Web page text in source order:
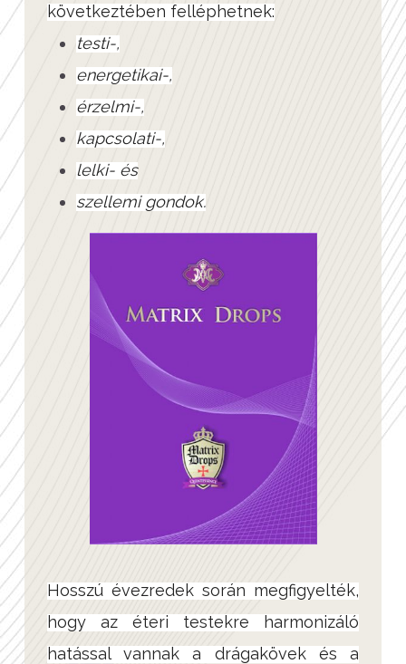
következtében felléphetnek:
testi-,
energetikai-,
érzelmi-,
kapcsolati-,
lelki- és
szellemi gondok.
Hosszú évezredek során megfigyelték,
hogy az éteri testekre harmonizáló
hatással vannak a drágakövek és a